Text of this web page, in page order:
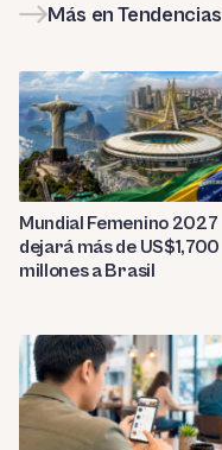
Más en Tendencias
Mundial Femenino 2027
dejará más de US$1,700
millones a Brasil